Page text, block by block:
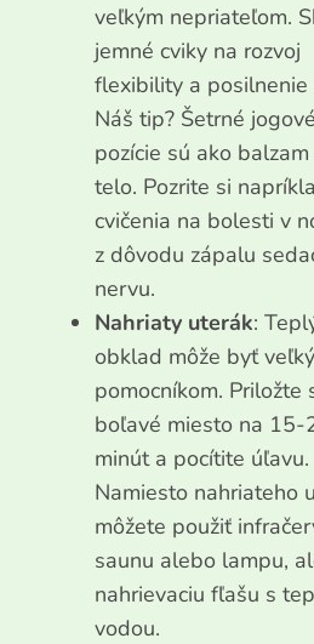
veľkým nepriateľom.
jemné cviky na rozvoj
flexibility a posilnenie
Náš tip? Šetrné jogové
pozície sú ako
telo. Pozrite si
cvičenia na bolesti v
z dôvodu zápalu
nervu.
Nahriaty uterák:
obklad môže byť
pomocníkom. Priložte
boľavé miesto na 15-
minút a pocítite úľavu.
Namiesto nahriateho
môžete použiť
saunu alebo lampu,
nahrievaciu fľašu s
vodou.